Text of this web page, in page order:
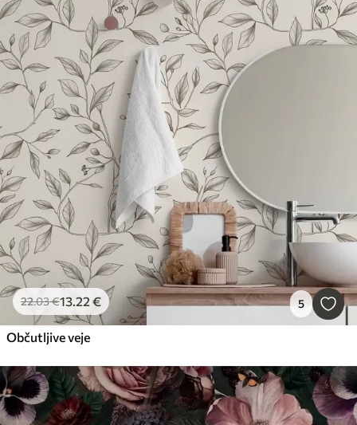
22.03€13.22 € 5
Občutljive veje